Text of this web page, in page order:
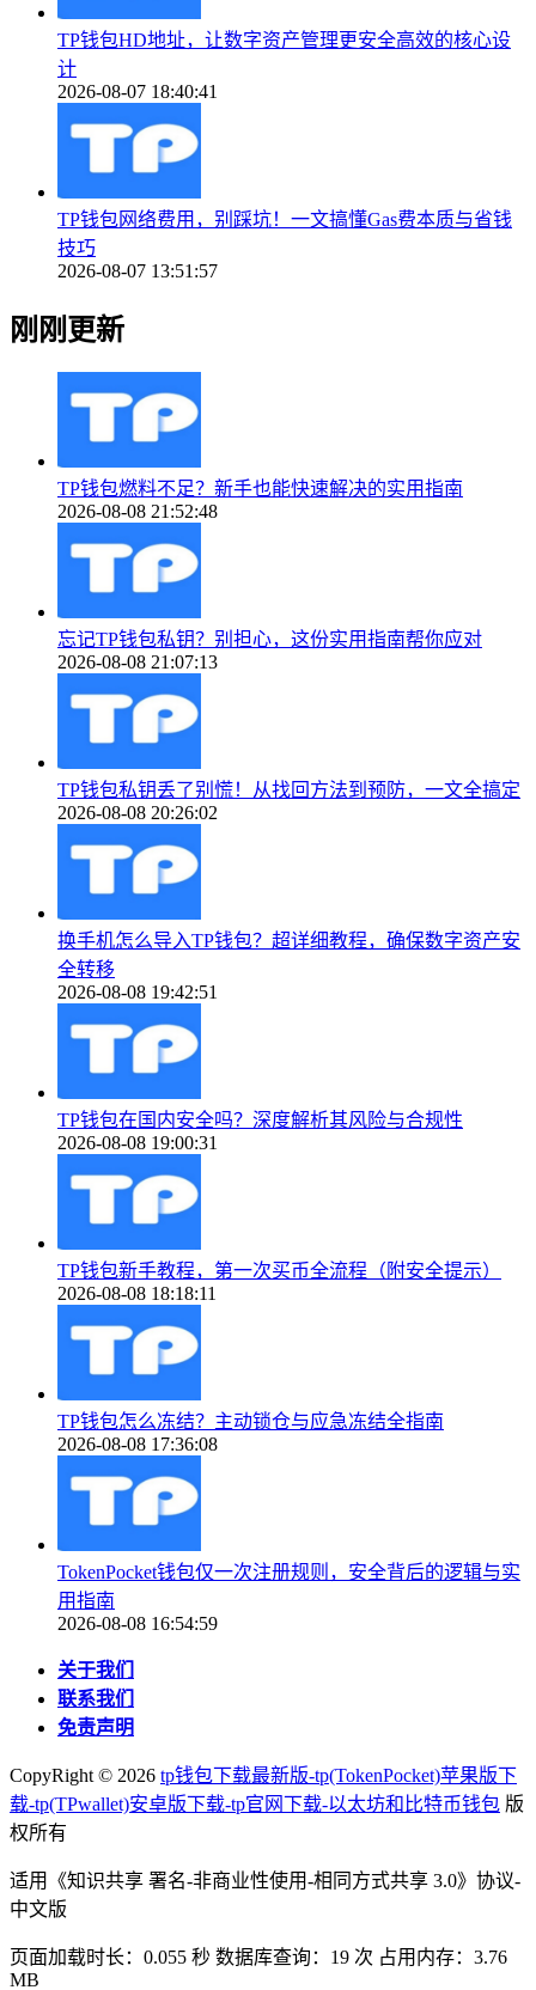
TP钱包HD地址，让数字资产管理更安全高效的核心设
计
2026-08-07 18:40:41
TP钱包网络费用，别踩坑！一文搞懂Gas费本质与省钱
技巧
2026-08-07 13:51:57
刚刚更新
TP钱包燃料不足？新手也能快速解决的实用指南
2026-08-08 21:52:48
忘记TP钱包私钥？别担心，这份实用指南帮你应对
2026-08-08 21:07:13
TP钱包私钥丢了别慌！从找回方法到预防，一文全搞定
2026-08-08 20:26:02
换手机怎么导入TP钱包？超详细教程，确保数字资产安
全转移
2026-08-08 19:42:51
TP钱包在国内安全吗？深度解析其风险与合规性
2026-08-08 19:00:31
TP钱包新手教程，第一次买币全流程（附安全提示）
2026-08-08 18:18:11
TP钱包怎么冻结？主动锁仓与应急冻结全指南
2026-08-08 17:36:08
TokenPocket钱包仅一次注册规则，安全背后的逻辑与实
用指南
2026-08-08 16:54:59
关于我们
联系我们
免责声明
CopyRight © 2026 tp钱包下载最新版-tp(TokenPocket)苹果版下
载-tp(TPwallet)安卓版下载-tp官网下载-以太坊和比特币钱包 版
权所有
适用《知识共享 署名-非商业性使用-相同方式共享 3.0》协议-
中文版
页面加载时长：0.055 秒 数据库查询：19 次 占用内存：3.76
MB